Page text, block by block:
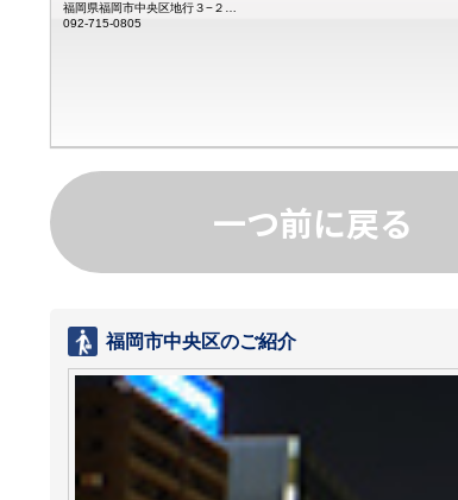
092-715-0805
一つ前に戻る
福岡市中央区のご紹介